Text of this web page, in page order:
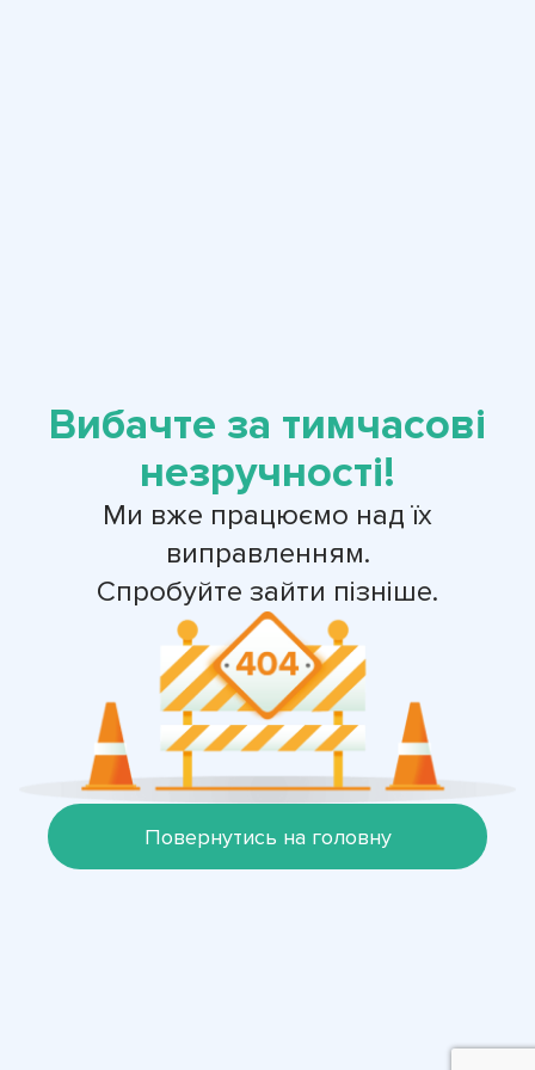
Вибачте за тимчасові
незручності!
Ми вже працюємо над їх
виправленням.
Спробуйте зайти пізніше.
Повернутись на головну